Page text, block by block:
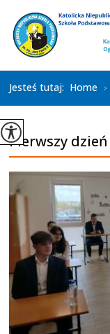
Jesteś tutaj: Home >
Pierwszy